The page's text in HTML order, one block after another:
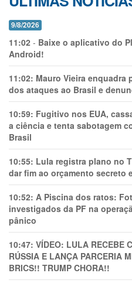
9/8/2026
11:02 - Baixe o aplicativo do
Android!
11:02: Mauro Vieira enquadra
dos ataques ao Brasil e
10:59: Fugitivo nos EUA,
a ciência e tenta sabotagem
Brasil
10:55: Lula registra plano no
dar fim ao orçamento secreto
10:52: A Piscina dos ratos:
investigados da PF na
pânico
10:47: VÍDEO: LULA RECEBE
RÚSSIA E LANÇA PARCERIA
BRICS!! TRUMP CHORA!!